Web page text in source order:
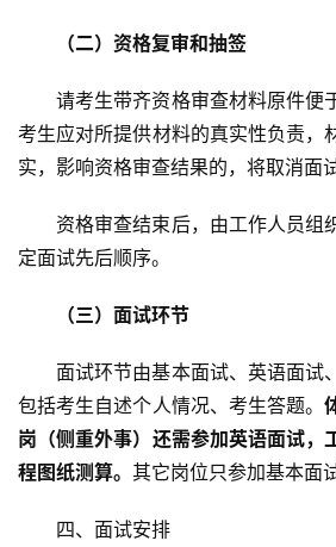
（二）资格复审和抽签
请考生带齐资格审查材料原件便
考生应对所提供材料的真实性负责，
实，影响资格审查结果的，将取消面
资格审查结束后，由工作人员组
定面试先后顺序。
（三）面试环节
面试环节由基本面试、英语面试
包括考生自述个人情况、考生答题。
岗 （侧重外事）还需参加英语面试
程图纸测算。 其它岗位只参加基本面试
四、面试安排